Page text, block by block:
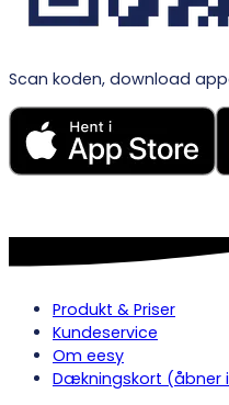
Scan koden, download
Produkt & Priser
Kundeservice
Om eesy
Dækningskort (åbner